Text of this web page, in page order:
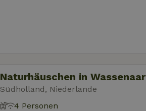
Naturhäuschen in Wassenaar
Südholland, Niederlande
4 Personen